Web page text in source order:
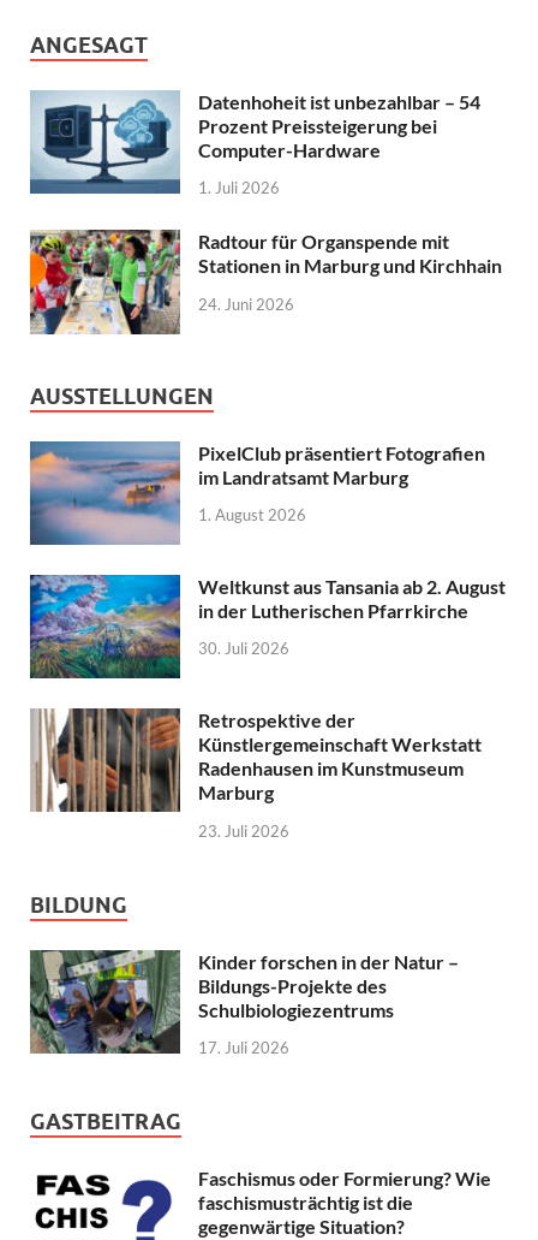
ANGESAGT
Datenhoheit ist unbezahlbar – 54
Prozent Preissteigerung bei
Computer-Hardware
1. Juli 2026
Radtour für Organspende mit
Stationen in Marburg und Kirchhain
24. Juni 2026
AUSSTELLUNGEN
PixelClub präsentiert Fotografien
im Landratsamt Marburg
1. August 2026
Weltkunst aus Tansania ab 2. August
in der Lutherischen Pfarrkirche
30. Juli 2026
Retrospektive der
Künstlergemeinschaft Werkstatt
Radenhausen im Kunstmuseum
Marburg
23. Juli 2026
BILDUNG
Kinder forschen in der Natur –
Bildungs-Projekte des
Schulbiologiezentrums
17. Juli 2026
GASTBEITRAG
Faschismus oder Formierung? Wie
faschismusträchtig ist die
gegenwärtige Situation?